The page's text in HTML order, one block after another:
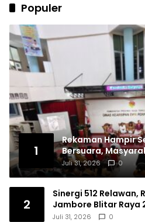
Populer
1
Rekaman Hampir
Bersuara,
Lagi Ingatan
Juli 31, 2026 0
2
Sinergi 512 Relawan,
Jambore Blitar Raya
Juli 31, 2026 0